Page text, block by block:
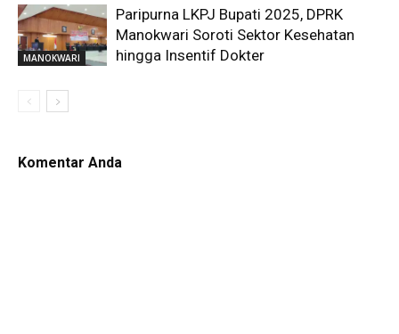
MANOKWARI
Paripurna LKPJ Bupati 2025, DPRK
Manokwari Soroti Sektor Kesehatan
hingga Insentif Dokter
Komentar Anda